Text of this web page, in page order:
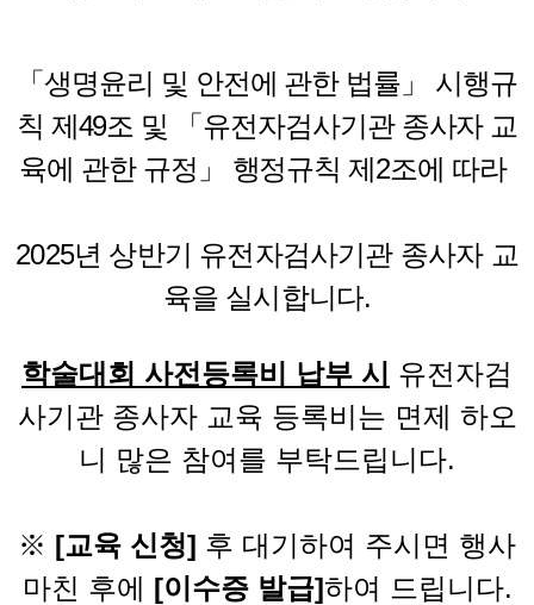
「생명윤리 및 안전에 관한 법률 」 시행규
칙 제 49조 및
「유전자검사기관 종사자 교
육에 관한 규정 」 행정규칙 제2조에 따라
2025년 상반기
유전자검사기관 종사자 교
육을 실시합니다.
학술대회 사전등록비 납부 시 유전자검
사기관 종사자 교육 등록비는 면제 하오
니 많은 참여를 부탁드립니다.
※ [교육 신청] 후 대기하여 주시면 행사
마친 후에 [이수증 발급]하여 드립니다.